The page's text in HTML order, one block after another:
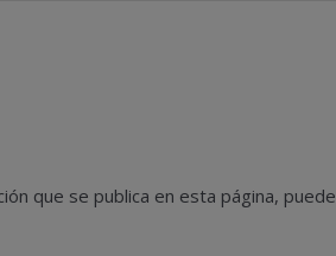
que se publica en esta página, puede